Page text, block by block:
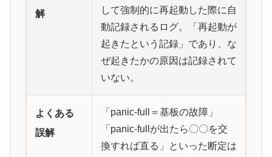
解
して強制的に再起動した際に自
動記録されるログ。「再起動が
起きたという記録」であり、な
ぜ起きたかの原因は記録されて
いない。
よくある
誤解
「panic-full＝基板の故障」
「panic-fullが出たら〇〇を交
換すれば直る」といった断定は